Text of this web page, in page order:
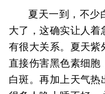
夏天一到，不少
大了，这确实让人着
有很大关系。夏天紫
直接伤害黑色素细胞
白斑。再加上天气热